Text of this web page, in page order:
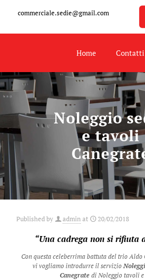
commerciale.sedie@gmail.com
Home Contatti
Noleggio
e tavoli
Published by admin at 20/02/2018
“Una cadrega non si rifiuta
Con questa celeberrima battuta del trio Aldo
vi vogliamo introdurre il servizio
Canegrate di Noleggio tavoli e